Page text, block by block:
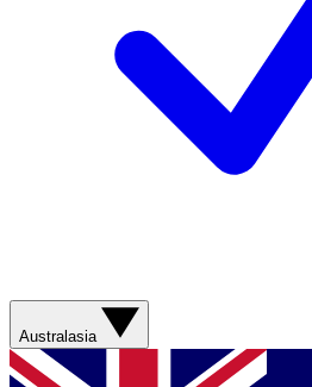
Australasia